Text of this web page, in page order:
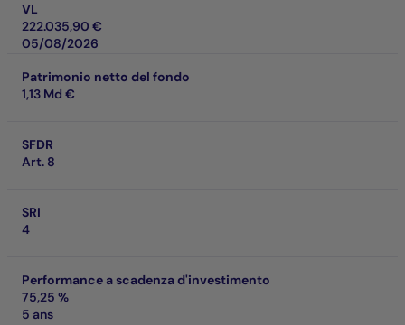
VL
222.035,90 €
05/08/2026
Patrimonio netto del fondo
1,13 Md €
SFDR
Art. 8
SRI
4
Performance a scadenza d'investimento
75,25 %
5 ans